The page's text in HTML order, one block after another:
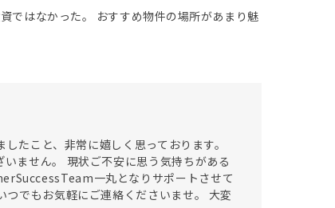
ではなかった。 おすすめ物件の場所があまり魅
たこと、非常に嬉しく思っております。
ません。 現状ご不安に思う気持ちがある
一丸となりサポートさせて
でもお気軽にご連絡くださいませ。 大変